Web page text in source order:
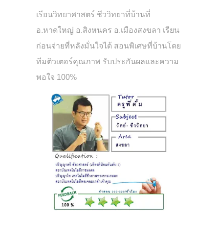
เรียนวิทยาศาสตร์​ ชีววิทยาที่บ้านที่
อ.หาดใหญ่ อ.สิงหนคร อ.เมืองสงขลา เรียน
ก่อนจ่ายที่หลังมั่นใจได้ สอนพิเศษที่บ้านโดย
ทีมติวเตอร์คุณภาพ รับประกันผลและความ
พอใจ 100%